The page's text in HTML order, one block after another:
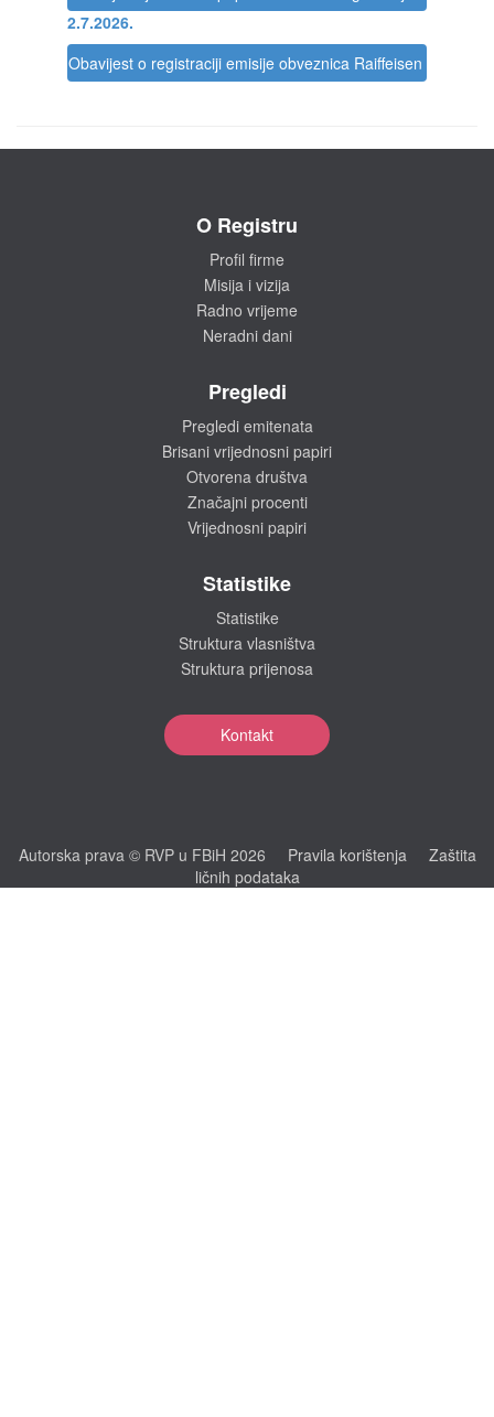
2.7.2026.
Obavijest o registraciji emisije obveznica Raiffeisen BANK
O Registru
Profil firme
Misija i vizija
Radno vrijeme
Neradni dani
Pregledi
Pregledi emitenata
Brisani vrijednosni papiri
Otvorena društva
Značajni procenti
Vrijednosni papiri
Statistike
Statistike
Struktura vlasništva
Struktura prijenosa
Kontakt
Autorska prava © RVP u FBiH 2026 Pravila korištenja
Zaštita
ličnih podataka